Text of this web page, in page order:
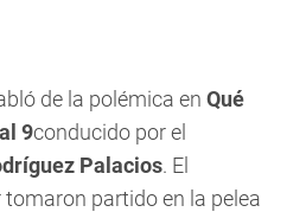
de la polémica en Qué
9conducido por el
Palacios. El
partido en la pelea